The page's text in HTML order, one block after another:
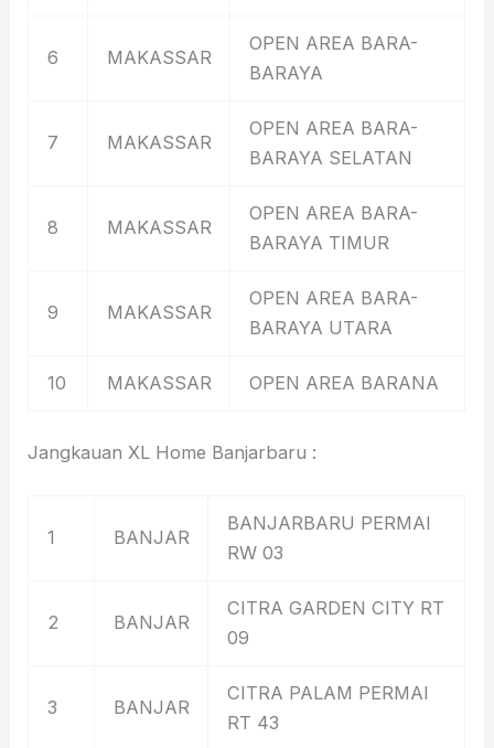
6 MAKASSAR
OPEN AREA BARA-
BARAYA
7 MAKASSAR
OPEN AREA BARA-
BARAYA SELATAN
8 MAKASSAR
OPEN AREA BARA-
BARAYA TIMUR
9 MAKASSAR
OPEN AREA BARA-
BARAYA UTARA
10 MAKASSAR OPEN AREA BARANA
Jangkauan XL Home Banjarbaru :
1 BANJAR
BANJARBARU PERMAI
RW 03
2 BANJAR
CITRA GARDEN CITY RT
09
3 BANJAR
CITRA PALAM PERMAI
RT 43